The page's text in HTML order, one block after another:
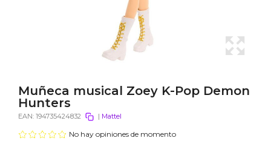
Muñeca musical Zoey K-Pop Demon
Hunters
EAN: 194735424832 | Mattel
No hay opiniones de momento